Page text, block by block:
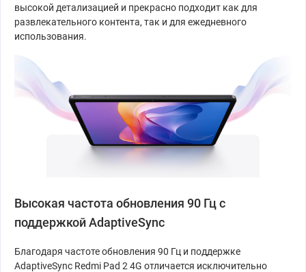
высокой детализацией и прекрасно подходит как для
развлекательного контента, так и для ежедневного
использования.
Высокая частота обновления 90 Гц с
поддержкой AdaptiveSync
Благодаря частоте обновления 90 Гц и поддержке
AdaptiveSync Redmi Pad 2 4G отличается исключительно